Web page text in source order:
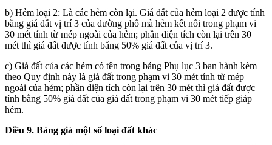
b) Hẻm loại 2: Là các hẻm còn lại. Giá đất của hẻm loại 2 được tính
bằng giá đất vị trí 3 của đường phố mà hẻm kết nối trong phạm vi
30 mét tính từ mép ngoài của hẻm; phần diện tích còn lại trên 30
mét thì giá đất được tính bằng 50% giá đất của vị trí 3.
c) Giá đất của các hẻm có tên trong bảng Phụ lục 3 ban hành kèm
theo Quy định này là giá đất trong phạm vi 30 mét tính từ mép
ngoài của hẻm; phần diện tích còn lại trên 30 mét thì giá đất được
tính bằng 50% giá đất của giá đất trong phạm vi 30 mét tiếp giáp
hẻm.
Điều 9. Bảng giá một số loại đất khác